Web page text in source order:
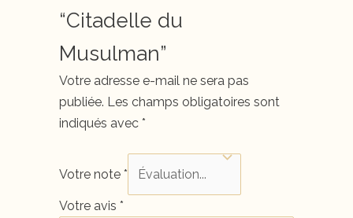
“Citadelle du
Musulman”
Votre adresse e-mail ne sera pas
publiée. Les champs obligatoires sont
indiqués avec *
Votre note *
Votre avis *